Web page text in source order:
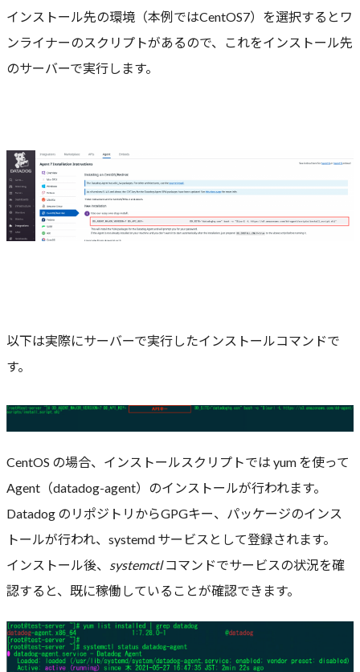
インストール先の環境（本例ではCentOS7）を選択するとワ
ンライナーのスクリプトがあるので、これをインストール先
のサーバーで実行します。
以下は実際にサーバーで実行したインストールコマンドで
す。
CentOS の場合、インストールスクリプトでは yum を使って
Agent（datadog-agent）のインストールが行われます。
Datadog のリポジトリからGPGキー、パッケージのインス
トールが行われ、systemd サービスとして登録されます。
インストール後、
systemctlコマンドでサービスの状況を確
認すると、既に稼働していることが確認できます。